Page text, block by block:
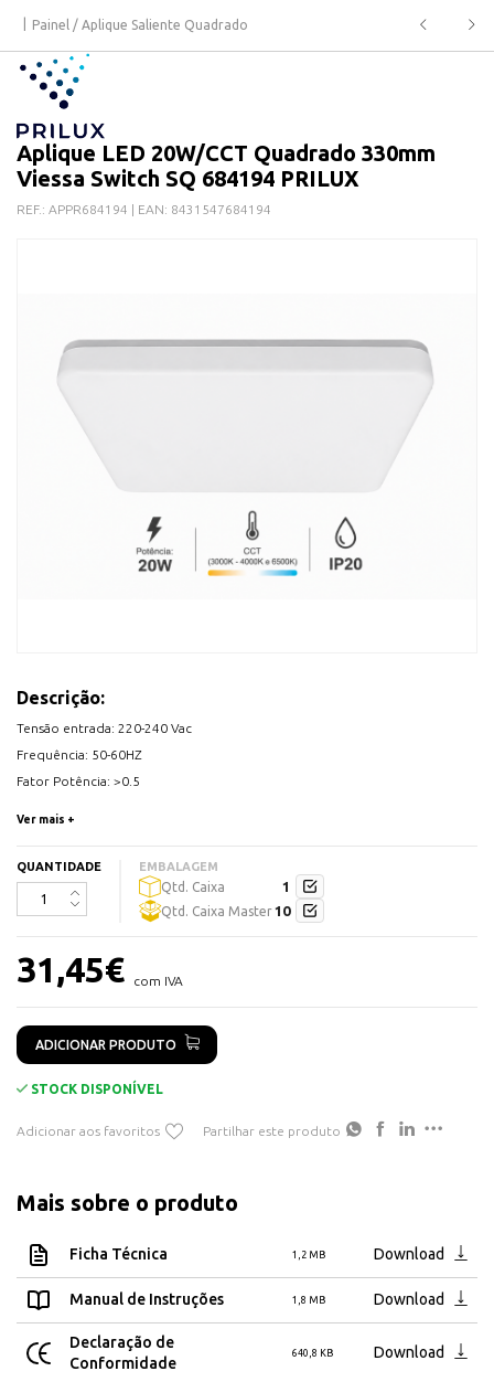
Painel / Aplique Saliente Quadrado
Aplique LED 20W/CCT Quadrado 330mm
Viessa Switch SQ 684194 PRILUX
REF.: APPR684194 | EAN: 8431547684194
Descrição:
Tensão entrada: 220-240 Vac
Frequência: 50-60HZ
Fator Potência: >0.5
Temperatura de Cor: 3000K | 4000K | 6500K (ajustável por dipswitch)
IP20
Vida útil: 25 000 horas
Dimensões: 330x330x53 mm
Ver mais +
QUANTIDADE EMBALAGEM
Qtd. Caixa 1
Qtd. Caixa Master10
31,45€ com IVA
ADICIONAR PRODUTO
STOCK DISPONÍVEL
Adicionar aos favoritos Partilhar este produto
Mais sobre o produto
Ficha Técnica 1,2 MB Download
Manual de Instruções 1,8 MB Download
Declaração de
Conformidade
640,8 KB Download